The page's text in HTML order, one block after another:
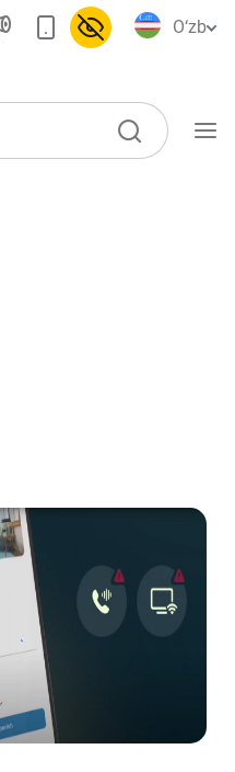
O‘zb
xizmatlar
qidiruv